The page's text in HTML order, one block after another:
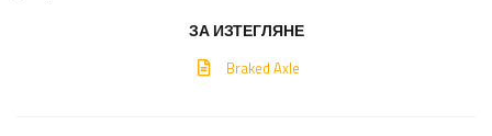
ЗА ИЗТЕГЛЯНЕ
Braked Axle